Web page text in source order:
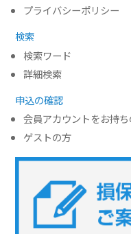
プライバシーポリシー
検索
検索ワード
詳細検索
申込の確認
会員アカウントをお持
ゲストの方